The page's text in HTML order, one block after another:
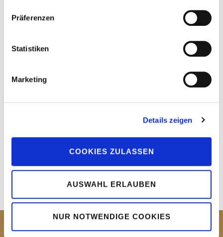
Präferenzen
Statistiken
Marketing
Details zeigen
COOKIES ZULASSEN
AUSWAHL ERLAUBEN
NUR NOTWENDIGE COOKIES
E-Mail: Mail@zuHaus.de
Widerrufsbelehrung